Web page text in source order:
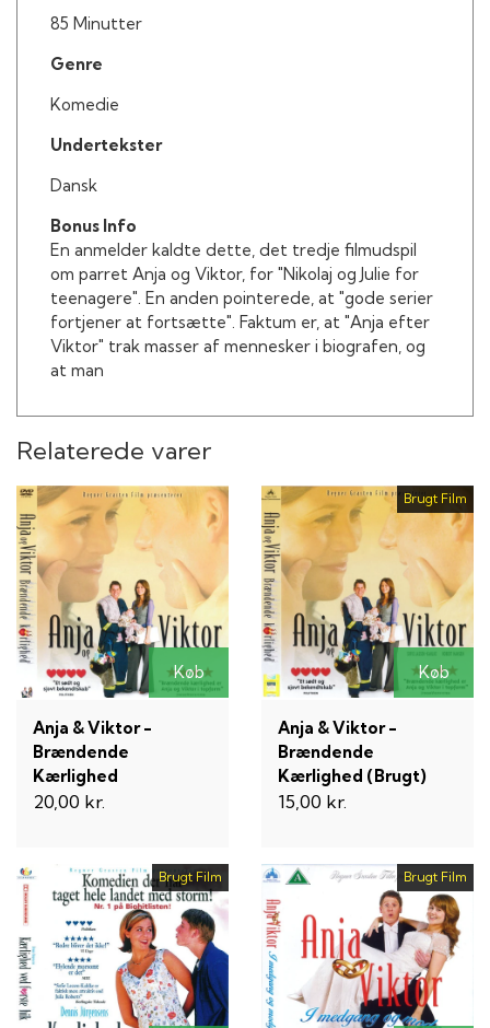
Niels Christian Linde som Tekstforfatter
Torben Suhr som Berider
85 Minutter
Genre
Komedie
Undertekster
Dansk
Bonus Info
En anmelder kaldte dette, det tredje filmudspil
om parret Anja og Viktor, for "Nikolaj og Julie for
teenagere". En anden pointerede, at "gode serier
fortjener at fortsætte". Faktum er, at "Anja efter
Viktor" trak masser af mennesker i biografen, og
at man
Relaterede varer
Køb
Anja & Viktor -
Brændende
Kærlighed
20,00 kr.
Brugt Film
Køb
Anja & Viktor -
Brændende
Kærlighed (Brugt)
15,00 kr.
Brugt Film Brugt Film